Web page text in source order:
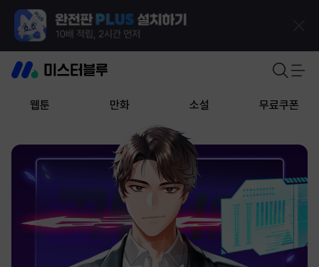
웹툰 만화 소설 무료쿠폰